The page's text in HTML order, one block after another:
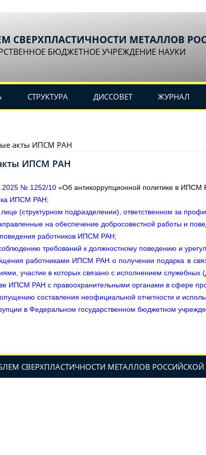
СВЕРХПЛАСТИЧНОСТИ МЕТАЛЛОВ
БЮДЖЕТНОЕ УЧРЕЖДЕНИЕ НАУКИ
СТРУКТУРА ДИССОВЕТ ЖУРНАЛ
акты ИПСМ РАН
ИПСМ РАН
№ 1252/10 «Об антикоррупционной политике в ИПСМ
ИПСМ РАН;
(структурном подразделении), ответственном за
на обеспечение добросовестной работы и
поведения работников ИПСМ РАН;
требований к должностному поведению и
работниками ИПСМ РАН о получении подарка в
участие в которых связано с исполнением служебных
ИПСМ РАН с правоохранительными органами в сфере
составления неофициальной отчетности и
в Федеральном государственном бюджетном
СВЕРХПЛАСТИЧНОСТИ МЕТАЛЛОВ